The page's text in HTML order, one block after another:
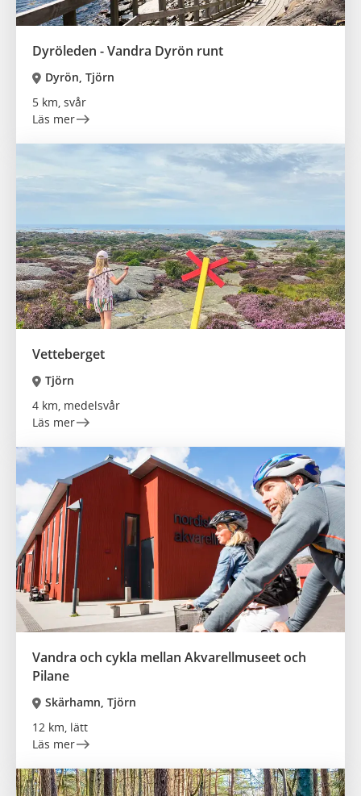
Dyröleden - Vandra Dyrön runt
Dyrön, Tjörn
5 km, svår
Läs mer
Vetteberget
Tjörn
4 km, medelsvår
Läs mer
Vandra och cykla mellan Akvarellmuseet och
Pilane
Skärhamn, Tjörn
12 km, lätt
Läs mer